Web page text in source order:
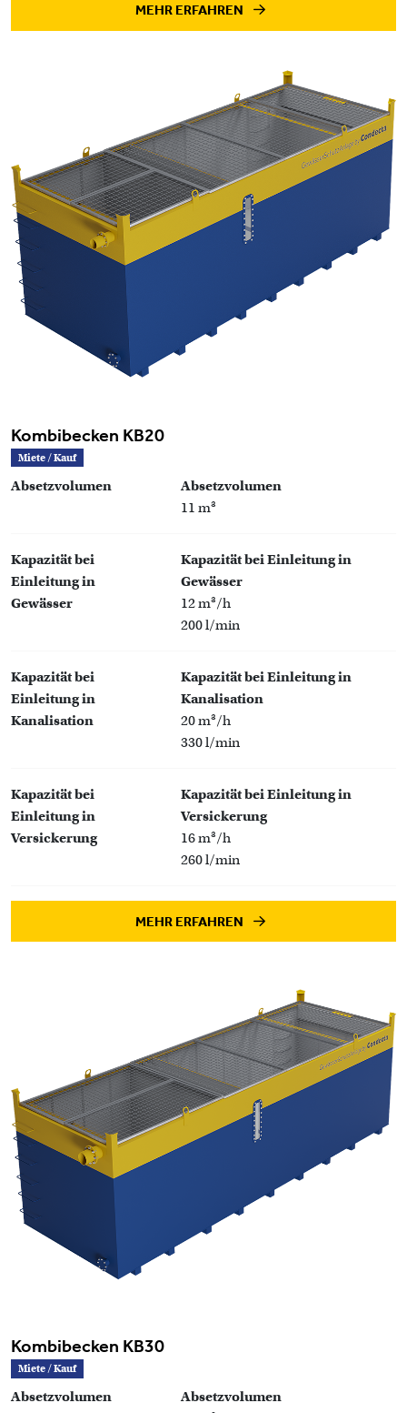
MEHR ERFAHREN
Kombibecken KB20
Miete / Kauf
Absetzvolumen
Absetzvolumen
11 m³
Kapazität bei
Einleitung in
Gewässer
Kapazität bei Einleitung in
Gewässer
12 m³/h
200 l/min
Kapazität bei
Einleitung in
Kanalisation
Kapazität bei Einleitung in
Kanalisation
20 m³/h
330 l/min
Kapazität bei
Einleitung in
Versickerung
Kapazität bei Einleitung in
Versickerung
16 m³/h
260 l/min
MEHR ERFAHREN
Kombibecken KB30
Miete / Kauf
Absetzvolumen
Absetzvolumen